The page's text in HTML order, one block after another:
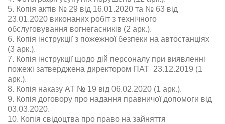
5. Копія актів № 29 від 16.01.2020 та № 63 від
23.01.2020 виконаних робіт з технічного
обслуговування вогнегасників (2 арк.).
6. Копія інструкції з пожежної безпеки на автостанціях
(3 арк.).
7. Копія інструкції щодо дій персоналу при виявленні
пожежі затверджена директором ПАТ 23.12.2019 (1
арк.).
8. Копія наказу АТ № 19 від 06.02.2020 (1 арк.).
9. Копія договору про надання правничої допомоги від
03.03.2020.
10. Копія свідоцтва про право на зайняття